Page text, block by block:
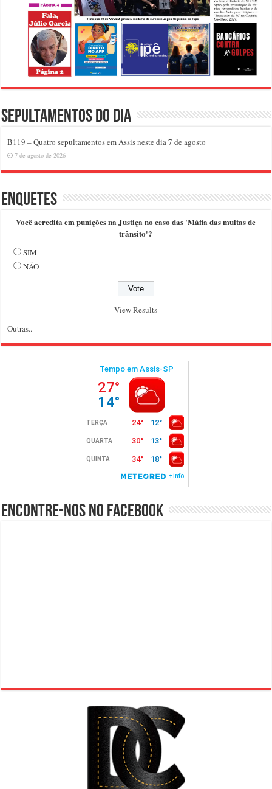
Sepultamentos do dia
B119 – Quatro sepultamentos em Assis neste dia 7 de agosto
7 de agosto de 2026
Enquetes
Você acredita em punições na Justiça no caso das 'Máfia das multas de
trânsito'?
SIM
NÃO
View Results
Outras..
Encontre-nos no Facebook